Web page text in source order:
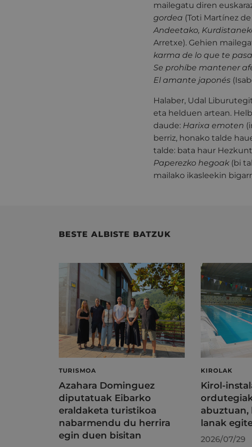
mailegatu diren
gordea (Toti Martínez de
Andeetako,
Arretxe). Gehien
karma de lo que te
Se prohíbe mantener
El amante japonés
Halaber, Udal
eta helduen artean.
daude: Harixa emoten
berriz, honako talde
talde: bata haur
Paperezko hegoak(bi
mailako ikasleekin
BESTE ALBISTE BATZUK
TURISMOA
Azahara Dominguez
diputatuak Eibarko
eraldaketa turistikoa
nabarmendu du herrira
egin duen bisitan
KIROLAK
Kirol-
abuztuan,
lanak
2026/07/29